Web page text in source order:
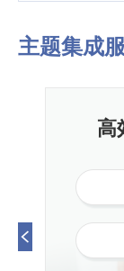
主题集成
高